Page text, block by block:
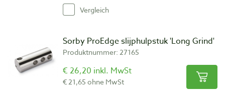
Vergleich
Sorby ProEdge slijphulpstuk 'Long Grind'
Produktnummer: 27165
€ 26,20 inkl. MwSt
€ 21,65 ohne MwSt